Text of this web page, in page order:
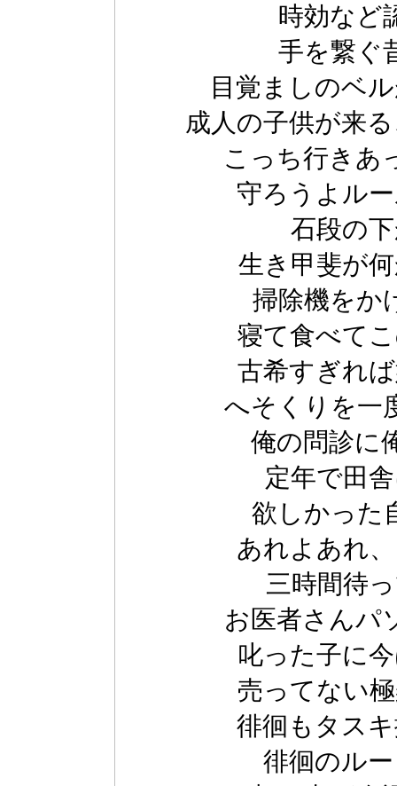
時効など
手を繋ぐ
目覚ましのベ
成人の子供が来
こっち行きあ
守ろうよル
石段の
生き甲斐が
掃除機をか
寝て食べて
古希すぎれ
へそくりを一
俺の問診に
定年で田
欲しかった
あれよあれ
三時間待
お医者さんパ
叱った子に
売ってない
徘徊もタス
徘徊のル